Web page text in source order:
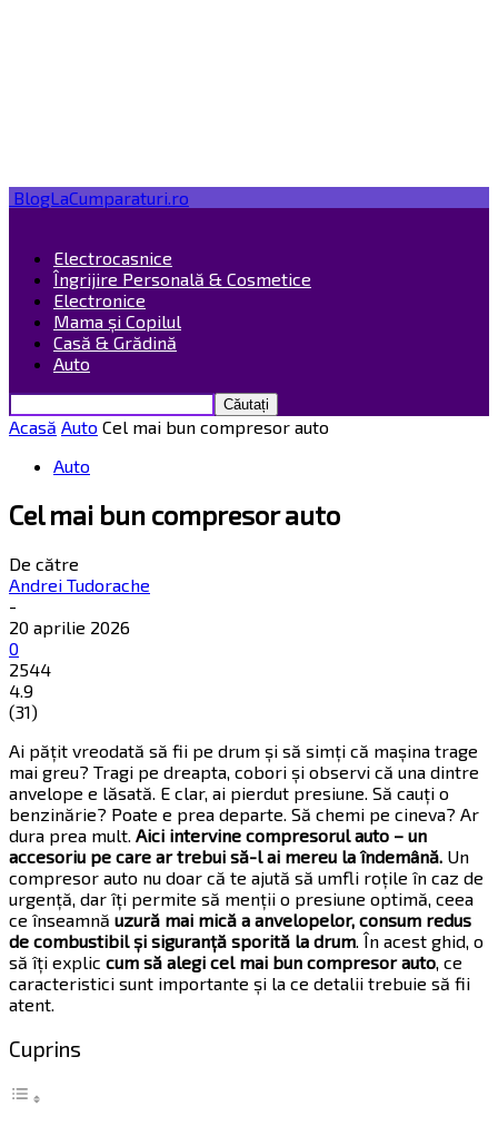
BlogLaCumparaturi.ro
Electrocasnice
Îngrijire Personală & Cosmetice
Electronice
Mama și Copilul
Casă & Grădină
Auto
Acasă Auto Cel mai bun compresor auto
Auto
Cel mai bun compresor auto
De către
Andrei Tudorache
-
20 aprilie 2026
0
2544
4.9
(31)
Ai pățit vreodată să fii pe drum și să simți că mașina trage
mai greu? Tragi pe dreapta, cobori și observi că una dintre
anvelope e lăsată. E clar, ai pierdut presiune. Să cauți o
benzinărie? Poate e prea departe. Să chemi pe cineva? Ar
dura prea mult. Aici intervine compresorul auto – un
accesoriu pe care ar trebui să-l ai mereu la îndemână. Un
compresor auto nu doar că te ajută să umfli roțile în caz de
urgență, dar îți permite să menții o presiune optimă, ceea
ce înseamnă uzură mai mică a anvelopelor, consum redus
de combustibil și siguranță sporită la drum. În acest ghid, o
să îți explic cum să alegi cel mai bun compresor auto, ce
caracteristici sunt importante și la ce detalii trebuie să fii
atent.
Cuprins